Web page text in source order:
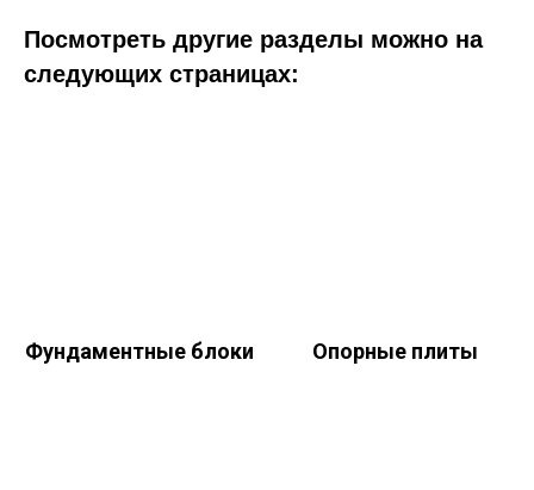
Посмотреть другие разделы можно на
следующих страницах:
Фундаментные блоки Опорные плиты